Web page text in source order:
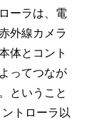
ーラは、電
外線カメラ
体とコント
ってつなが
ということ
トローラ以